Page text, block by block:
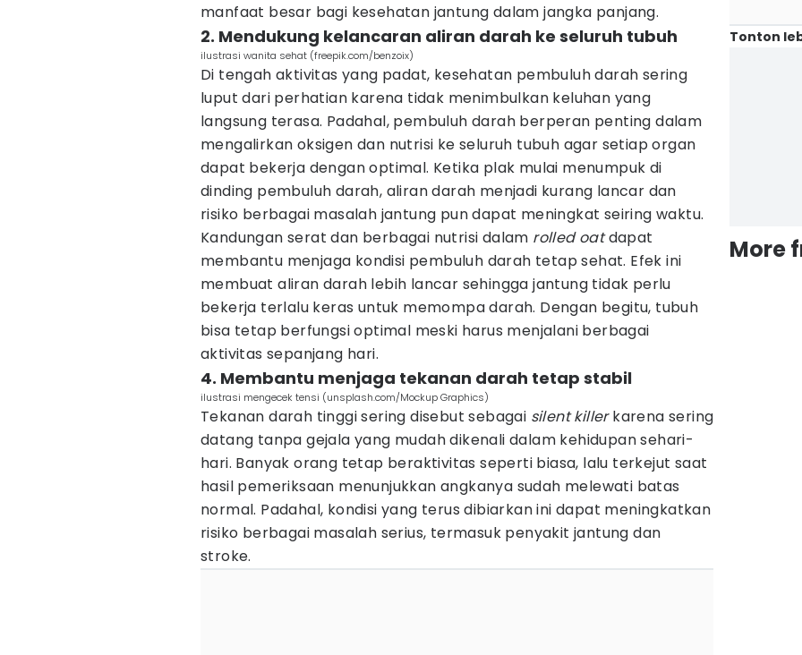
manfaat besar bagi kesehatan jantung dalam jangka panjang.
2. Mendukung kelancaran aliran darah ke seluruh tubuh
ilustrasi wanita sehat (freepik.com/benzoix)
Di tengah aktivitas yang padat, kesehatan pembuluh darah sering
luput dari perhatian karena tidak menimbulkan keluhan yang
langsung terasa. Padahal, pembuluh darah berperan penting dalam
mengalirkan oksigen dan nutrisi ke seluruh tubuh agar setiap organ
dapat bekerja dengan optimal. Ketika plak mulai menumpuk di
dinding pembuluh darah, aliran darah menjadi kurang lancar dan
risiko berbagai masalah jantung pun dapat meningkat seiring waktu.
Kandungan serat dan berbagai nutrisi dalam rolled oatdapat
membantu menjaga kondisi pembuluh darah tetap sehat. Efek ini
membuat aliran darah lebih lancar sehingga jantung tidak perlu
bekerja terlalu keras untuk memompa darah. Dengan begitu, tubuh
bisa tetap berfungsi optimal meski harus menjalani berbagai
aktivitas sepanjang hari.
4. Membantu menjaga tekanan darah tetap stabil
ilustrasi mengecek tensi (unsplash.com/Mockup Graphics)
Tekanan darah tinggi sering disebut sebagai silent killerkarena sering
datang tanpa gejala yang mudah dikenali dalam kehidupan sehari-
hari. Banyak orang tetap beraktivitas seperti biasa, lalu terkejut saat
hasil pemeriksaan menunjukkan angkanya sudah melewati batas
normal. Padahal, kondisi yang terus dibiarkan ini dapat meningkatkan
risiko berbagai masalah serius, termasuk penyakit jantung dan
stroke.
Tonton
More